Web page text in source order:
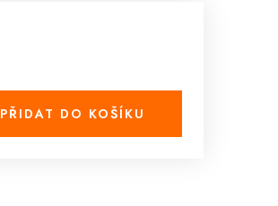
PŘIDAT DO KOŠÍKU